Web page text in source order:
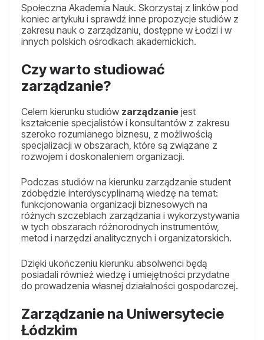
Społeczna Akademia Nauk. Skorzystaj z linków pod
koniec artykułu i sprawdź inne propozycje studiów z
zakresu nauk o zarządzaniu, dostępne w Łodzi i w
innych polskich ośrodkach akademickich.
Czy warto studiować
zarządzanie?
Celem kierunku studiów zarządzanie jest
kształcenie specjalistów i konsultantów z zakresu
szeroko rozumianego biznesu, z możliwością
specjalizacji w obszarach, które są związane z
rozwojem i doskonaleniem organizacji.
Podczas studiów na kierunku zarządzanie student
zdobędzie interdyscyplinarną wiedzę na temat:
funkcjonowania organizacji biznesowych na
różnych szczeblach zarządzania i wykorzystywania
w tych obszarach różnorodnych instrumentów,
metod i narzędzi analitycznych i organizatorskich.
Dzięki ukończeniu kierunku absolwenci będą
posiadali również wiedzę i umiejętności przydatne
do prowadzenia własnej działalności gospodarczej.
Zarządzanie na Uniwersytecie
Łódzkim